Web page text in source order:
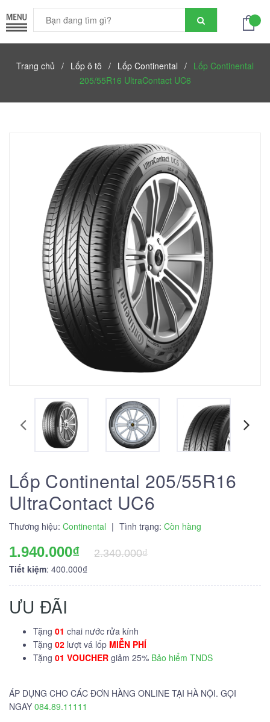
Trang chủ / Lốp ô tô / Lốp Continental / Lốp Continental
205/55R16 UltraContact UC6
Lốp Continental 205/55R16
UltraContact UC6
Thương hiệu: Continental | Tình trạng: Còn hàng
1.940.000₫
2.340.000₫
Tiết kiệm: 400.000₫
ƯU ĐÃI
Tặng 01 chai nước rửa kính
Tặng 02 lượt vá lốp MIỄN PHÍ
Tặng 01 VOUCHER giảm 25% Bảo hiểm TNDS
ÁP DỤNG CHO CÁC ĐƠN HÀNG ONLINE TẠI HÀ NỘI. GỌI
NGAY 084.89.11111